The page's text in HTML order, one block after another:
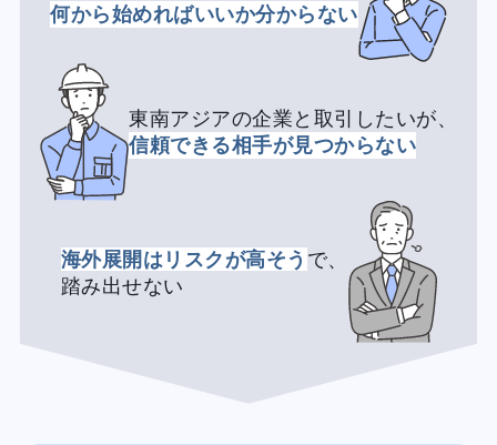
何から始めればいいか分からない
東南アジアの企業と取引したいが、
信頼できる相手が見つからない
海外展開はリスクが高そう で、
踏み出せない